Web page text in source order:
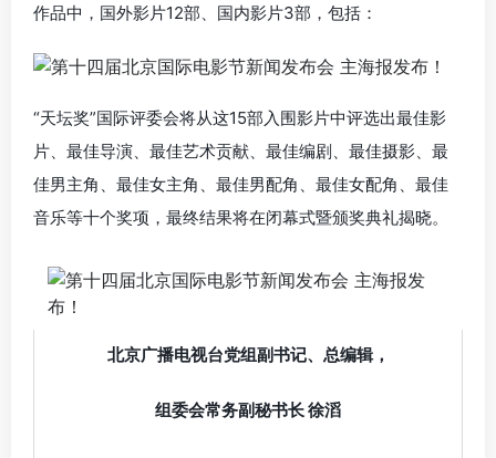
作品中，国外影片12部、国内影片3部，包括：
“天坛奖”国际评委会将从这15部入围影片中评选出最佳影
片、最佳导演、最佳艺术贡献、最佳编剧、最佳摄影、最
佳男主角、最佳女主角、最佳男配角、最佳女配角、最佳
音乐等十个奖项，最终结果将在闭幕式暨颁奖典礼揭晓。
北京广播电视台党组副书记、总编辑，
组委会常务副秘书长 徐滔